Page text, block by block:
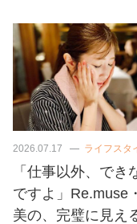
2026.07.17 ライフスタ
「仕事以外、でき
ですよ」Re.muse
美の、完璧に見え